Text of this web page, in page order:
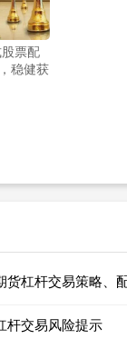
票配
稳健获
货杠杆交易策略、
杆交易风险提示